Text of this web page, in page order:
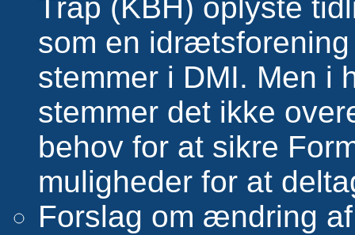
Trap (KBH) oplyste
som en
stemmer i DMI. Men i
stemmer det ikke
behov for at sikre
muligheder for at
Forslag om ændring